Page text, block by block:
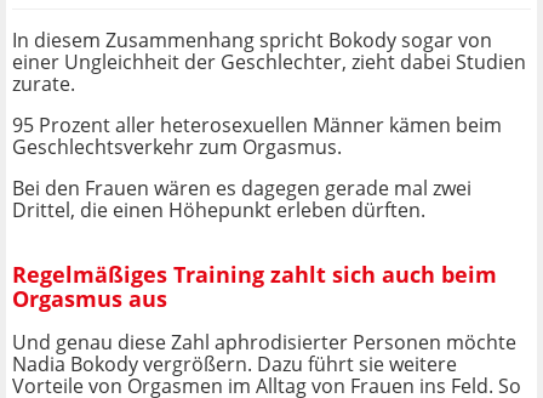
In diesem Zusammenhang spricht Bokody sogar von
einer Ungleichheit der Geschlechter, zieht dabei Studien
zurate.
95 Prozent aller heterosexuellen Männer kämen beim
Geschlechtsverkehr zum Orgasmus.
Bei den Frauen wären es dagegen gerade mal zwei
Drittel, die einen Höhepunkt erleben dürften.
Regelmäßiges Training zahlt sich auch beim
Orgasmus aus
Und genau diese Zahl aphrodisierter Personen möchte
Nadia Bokody vergrößern. Dazu führt sie weitere
Vorteile von Orgasmen im Alltag von Frauen ins Feld. So